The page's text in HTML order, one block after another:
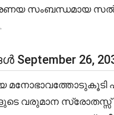
പ്രണയ
26,
വരുമാന